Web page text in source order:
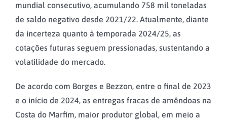
mundial consecutivo, acumulando 758 mil toneladas
de saldo negativo desde 2021/22. Atualmente, diante
da incerteza quanto à temporada 2024/25, as
cotações futuras seguem pressionadas, sustentando a
volatilidade do mercado.
De acordo com Borges e Bezzon, entre o final de 2023
e o início de 2024, as entregas fracas de amêndoas na
Costa do Marfim, maior produtor global, em meio a